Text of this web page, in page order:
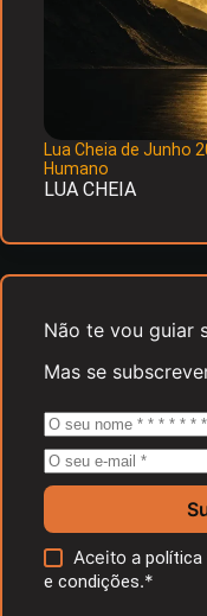
Lua Cheia de Junho
Humano
LUA CHEIA
Não te vou guiar
Mas se
Aceito apolítica
e condições.*